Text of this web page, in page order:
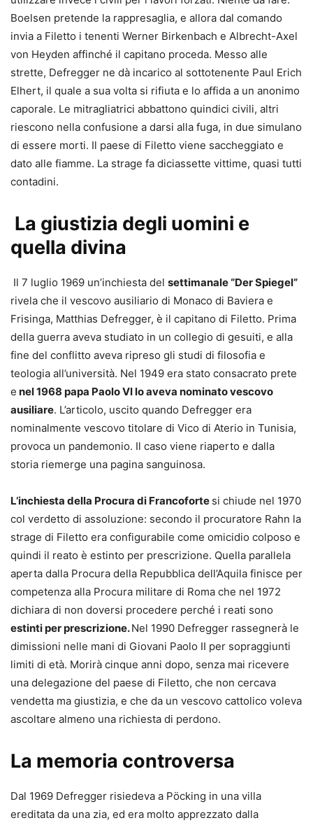
Boelsen pretende la rappresaglia, e allora dal comando
invia a Filetto i tenenti Werner Birkenbach e Albrecht-Axel
von Heyden affinché il capitano proceda. Messo alle
strette, Defregger ne dà incarico al sottotenente Paul Erich
Elhert, il quale a sua volta si rifiuta e lo affida a un anonimo
caporale. Le mitragliatrici abbattono quindici civili, altri
riescono nella confusione a darsi alla fuga, in due simulano
di essere morti. Il paese di Filetto viene saccheggiato e
dato alle fiamme. La strage fa diciassette vittime, quasi tutti
contadini.
La giustizia degli uomini e
quella divina
Il 7 luglio 1969 un’inchiesta del settimanale “Der Spiegel”
rivela che il vescovo ausiliario di Monaco di Baviera e
Frisinga, Matthias Defregger, è il capitano di Filetto. Prima
della guerra aveva studiato in un collegio di gesuiti, e alla
fine del conflitto aveva ripreso gli studi di filosofia e
teologia all’università. Nel 1949 era stato consacrato prete
e nel 1968 papa Paolo VI lo aveva nominato vescovo
ausiliare. L’articolo, uscito quando Defregger era
nominalmente vescovo titolare di Vico di Aterio in Tunisia,
provoca un pandemonio. Il caso viene riaperto e dalla
storia riemerge una pagina sanguinosa.
L’inchiesta della Procura di Francoforte si chiude nel 1970
col verdetto di assoluzione: secondo il procuratore Rahn la
strage di Filetto era configurabile come omicidio colposo e
quindi il reato è estinto per prescrizione. Quella parallela
aperta dalla Procura della Repubblica dell’Aquila finisce per
competenza alla Procura militare di Roma che nel 1972
dichiara di non doversi procedere perché i reati sono
estinti per prescrizione.Nel 1990 Defregger rassegnerà le
dimissioni nelle mani di Giovani Paolo II per sopraggiunti
limiti di età. Morirà cinque anni dopo, senza mai ricevere
una delegazione del paese di Filetto, che non cercava
vendetta ma giustizia, e che da un vescovo cattolico voleva
ascoltare almeno una richiesta di perdono.
La memoria controversa
Dal 1969 Defregger risiedeva a Pöcking in una villa
ereditata da una zia, ed era molto apprezzato dalla